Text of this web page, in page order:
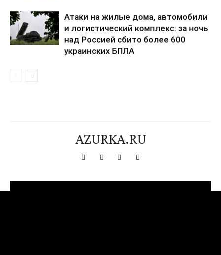
Атаки на жилые дома, автомобили
и логистический комплекс: за ночь
над Россией сбито более 600
украинских БПЛА
AZURKA.RU